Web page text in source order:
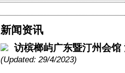
新闻资讯
访槟榔屿广东暨汀州会
(Updated: 29/4/2023)